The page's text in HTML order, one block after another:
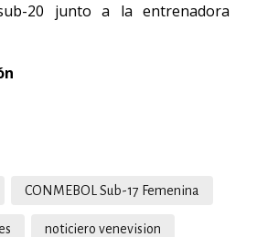
20 junto a la entrenadora
CONMEBOL Sub-17 Femenina
noticiero venevision